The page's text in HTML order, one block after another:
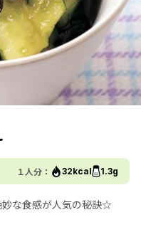
１人分： 32kcal 1.3g
妙な食感が人気の秘訣☆